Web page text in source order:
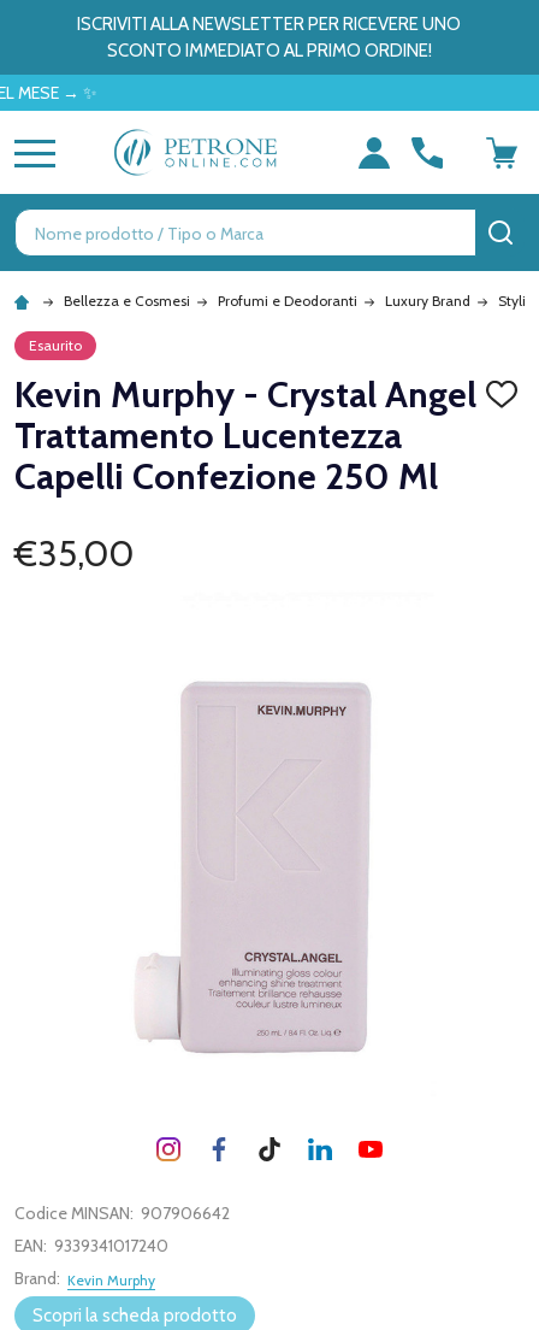
ISCRIVITI ALLA NEWSLETTER PER RICEVERE UNO
SCONTO IMMEDIATO AL PRIMO ORDINE!
→ ✨
Ricerca
Bellezza e Cosmesi Profumi e Deodoranti Luxury Brand
Esaurito
Kevin Murphy - Crystal Angel
Trattamento Lucentezza
Capelli Confezione 250 Ml
€35,00
Codice MINSAN: 907906642
EAN: 9339341017240
Brand: Kevin Murphy
Scopri la scheda prodotto